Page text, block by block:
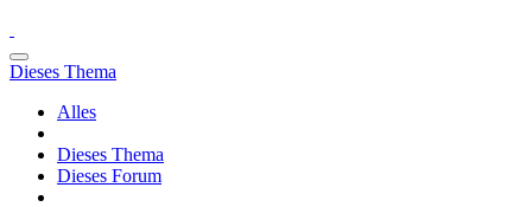
Dieses Thema
Alles
Dieses Thema
Dieses Forum